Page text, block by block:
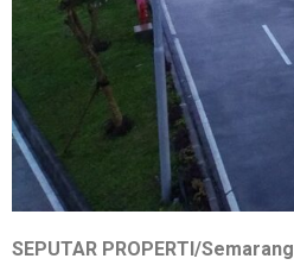
SEPUTAR PROPERTI/Semarang